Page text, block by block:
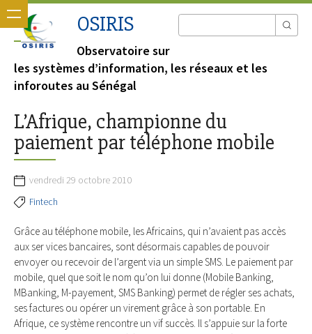
OSIRIS
Observatoire sur
les systèmes d’information, les réseaux et les
inforoutes au Sénégal
L’Afrique, championne du
paiement par téléphone mobile
vendredi 29 octobre 2010
Fintech
Grâce au téléphone mobile, les Africains, qui n’avaient pas accès
aux ser vices ban­caires, sont désormais capables de pouvoir
envoyer ou recevoir de l’argent via un simple SMS. Le paiement par
mobile, quel que soit le nom qu’on lui donne (Mobile Banking,
MBanking, M-​payement, SMS Banking) permet de régler ses achats,
ses fac­tures ou opérer un virement grâce à son portable. En
Afrique, ce système rencontre un vif succès. Il s’appuie sur la forte